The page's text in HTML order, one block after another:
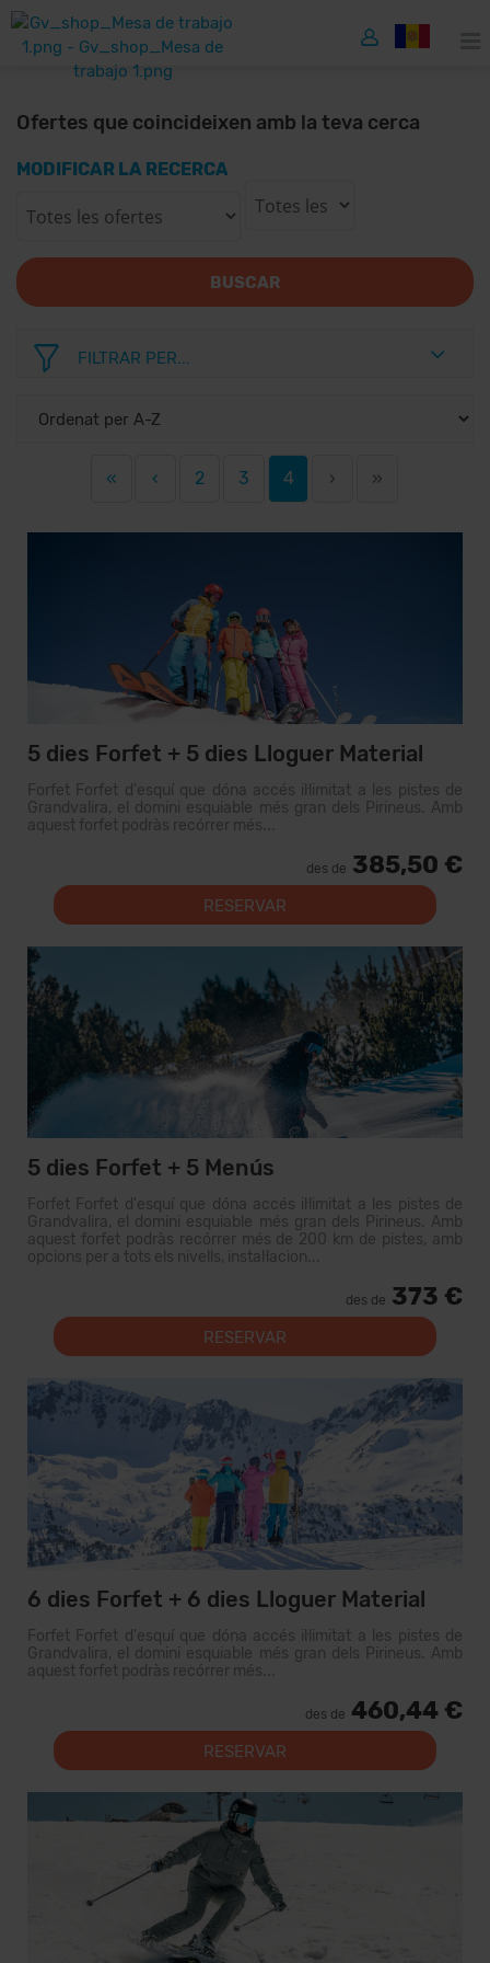
Ofertes que coincideixen amb la teva cerca
MODIFICAR LA RECERCA
BUSCAR
FILTRAR PER...
« ‹ 2 3 4 › »
5 dies Forfet + 5 dies Lloguer Material
Forfet Forfet d'esquí que dóna accés il·limitat a les pistes de
Grandvalira, el domini esquiable més gran dels Pirineus. Amb
aquest forfet podràs recórrer més...
des de 385,50 €
RESERVAR
5 dies Forfet + 5 Menús
Forfet Forfet d'esquí que dóna accés il·limitat a les pistes de
Grandvalira, el domini esquiable més gran dels Pirineus. Amb
aquest forfet podràs recórrer més de 200 km de pistes, amb
opcions per a tots els nivells, instal·lacion...
des de 373 €
RESERVAR
6 dies Forfet + 6 dies Lloguer Material
Forfet Forfet d'esquí que dóna accés il·limitat a les pistes de
Grandvalira, el domini esquiable més gran dels Pirineus. Amb
aquest forfet podràs recórrer més...
des de 460,44 €
RESERVAR